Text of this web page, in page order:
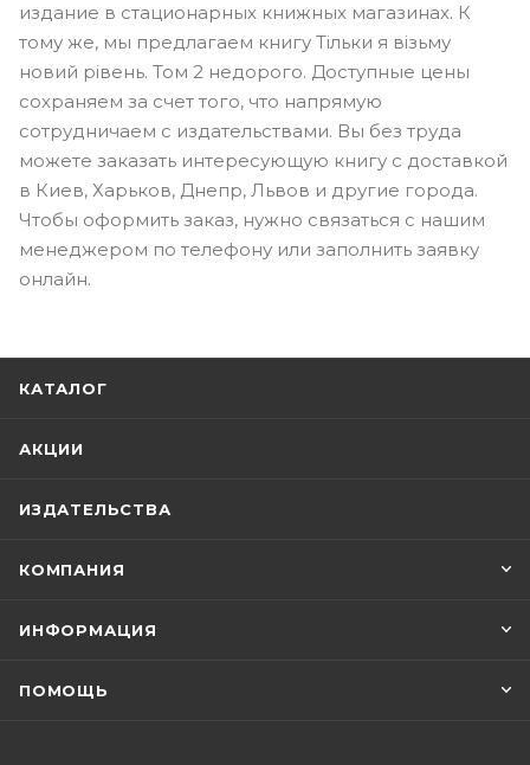
издание в стационарных книжных магазинах. К
тому же, мы предлагаем книгу Тільки я візьму
новий рівень. Том 2 недорого. Доступные цены
сохраняем за счет того, что напрямую
сотрудничаем с издательствами. Вы без труда
можете заказать интересующую книгу с доставкой
в Киев, Харьков, Днепр, Львов и другие города.
Чтобы оформить заказ, нужно связаться с нашим
менеджером по телефону или заполнить заявку
онлайн.
КАТАЛОГ
АКЦИИ
ИЗДАТЕЛЬСТВА
КОМПАНИЯ
ИНФОРМАЦИЯ
ПОМОЩЬ